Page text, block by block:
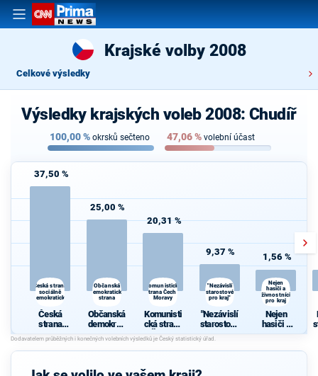
Krajské volby 2008
Celkové výsledky
Výsledky krajských voleb 2008: Chudíř
100,00% okrsků sečteno 47,06% volební účast
37,50 %
Česká strana
sociálně
demokratická
Česká
strana
sociálně
demokrati
cká
25,00 %
Občanská
demokratická
strana
Občanská
demokrati
cká strana
20,31 %
Komunistická
strana Čech a
Moravy
Komunisti
cká strana
Čech a
Moravy
9,37 %
"Nezávislí
starostové
pro kraj"
"Nezávislí
starostové
pro kraj"
1,56 %
Nejen
hasiči a
živnostníci
pro kraj
Nejen
hasiči a
živnostníc